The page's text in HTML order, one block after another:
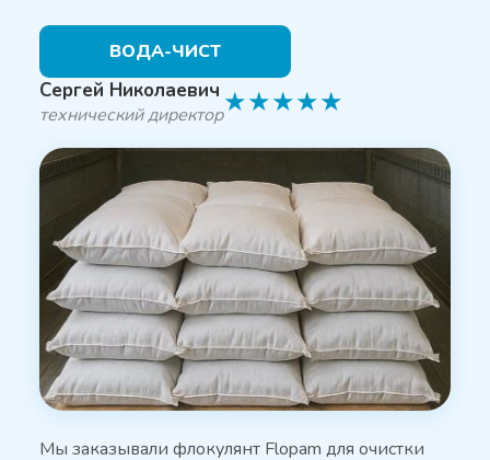
ВОДА-ЧИСТ
Сергей Николаевич
технический директор★★★★★
Мы заказывали флокулянт Flopam для очистки